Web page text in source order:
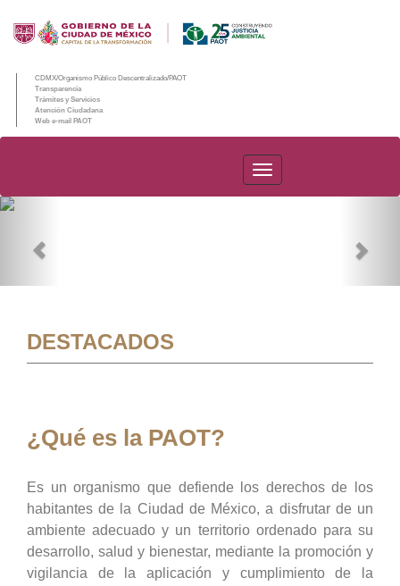
CDMX/Organismo Público Descentralizado/PAOT
Transparencia
Trámites y Servicios
Atención Ciudadana
Web e-mail PAOT
PAOT
DESTACADOS
¿Qué es la PAOT?
Es un organismo que defiende los derechos de los
habitantes de la Ciudad de México, a disfrutar de un
ambiente adecuado y un territorio ordenado para su
desarrollo, salud y bienestar, mediante la promoción y
vigilancia de la aplicación y cumplimiento de la